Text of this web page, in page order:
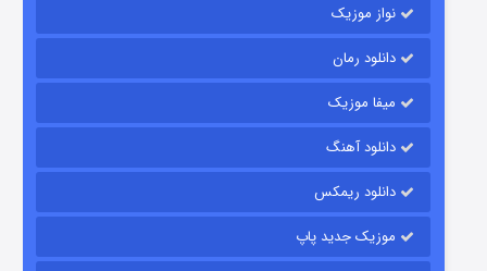
قسمت
نواز موزیک
دانلود رمان
میفا موزیک
دانلود آهنگ
دانلود ریمکس
موزیک جدید پاپ